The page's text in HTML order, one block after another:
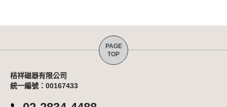
桔祥磁器有限公司
統一編號：00167433